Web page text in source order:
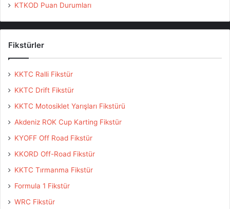
KTKOD Puan Durumları
Fikstürler
KKTC Ralli Fikstür
KKTC Drift Fikstür
KKTC Motosiklet Yarışları Fikstürü
Akdeniz ROK Cup Karting Fikstür
KYOFF Off Road Fikstür
KKORD Off-Road Fikstür
KKTC Tırmanma Fikstür
Formula 1 Fikstür
WRC Fikstür